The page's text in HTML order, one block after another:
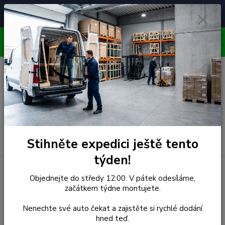
🚘
Čelní skla pro
unikátní vozy
📞
Poradenství
ZDARMA
⭐ 4.7/5 (50 recenzí)
OBJEDNÁVEJTE DO STŘEDY 12:00 - KAŽDÝ PÁTEK
EXPEDUJEME!!
Menu
Hledat
0 ks
za 0,00 Kč
(r.1994-)
Čelní Sklo - MAZDA 323
Stihněte expedici ještě tento
týden!
Objednejte do středy 12:00. V pátek odesíláme,
začátkem týdne montujete.
Nenechte své auto čekat a zajistěte si rychlé dodání
hned teď.